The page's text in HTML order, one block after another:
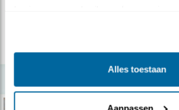
Alles toestaan
Aanpassen